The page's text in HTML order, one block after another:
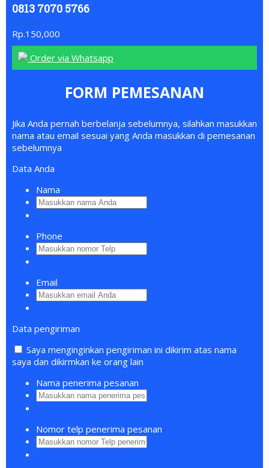
0813 7070 5766
Simpati
Rp.150,000
Order via Whatsapp
FORM PEMESANAN
Jika Anda pernah berbelanja sebelumnya, silahkan masukkan
nama atau email sesuai yang Anda masukkan di pemesanan
sebelumnya
Data Anda
Nama
Phone
Email
Data pengiriman
Saya menginginkan pengiriman ini dikirim atas nama
saya dan dikirmkan ke orang lain
Nama penerima pesanan
Nomor telp penerima pesanan